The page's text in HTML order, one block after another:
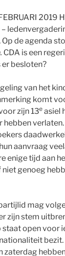
2019
–
de agenda
CDA is een
er besloten?
van het
komt
zijn 13e asiel
hebben
aanvraag
enige tijd aan
genoeg
mag
zijn stem
open voor
zaterdag